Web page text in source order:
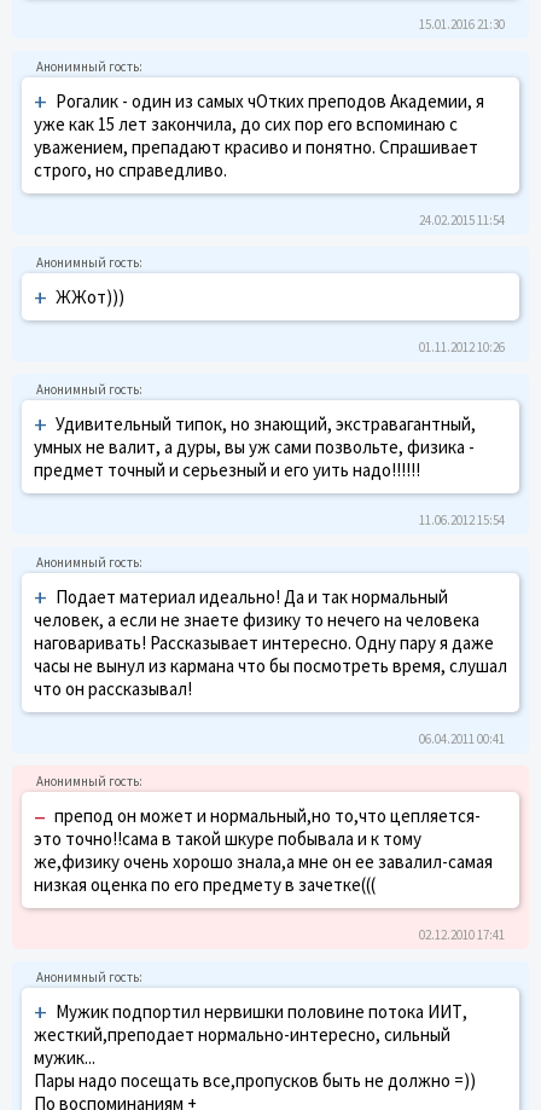
15.01.2016 21:30
+ Рогалик - один из самых чОтких преподов Академии, я
уже как 15 лет закончила, до сих пор его вспоминаю с
уважением, препадают красиво и понятно. Спрашивает
строго, но справедливо.
24.02.2015 11:54
+ ЖЖот)))
01.11.2012 10:26
+ Удивительный типок, но знающий, экстравагантный,
умных не валит, а дуры, вы уж сами позвольте, физика -
предмет точный и серьезный и его уить надо!!!!!!
11.06.2012 15:54
+ Подает материал идеально! Да и так нормальный
человек, а если не знаете физику то нечего на человека
наговаривать! Рассказывает интересно. Одну пару я даже
часы не вынул из кармана что бы посмотреть время, слушал
что он рассказывал!
06.04.2011 00:41
– препод он может и нормальный,но то,что цепляется-
это точно!!сама в такой шкуре побывала и к тому
же,физику очень хорошо знала,а мне он ее завалил-самая
низкая оценка по его предмету в зачетке(((
02.12.2010 17:41
+ Мужик подпортил нервишки половине потока ИИТ,
жесткий,преподает нормально-интересно, сильный
мужик...
Пары надо посещать все,пропусков быть не должно =))
По воспоминаниям +